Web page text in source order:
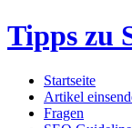
Tipps zu
Startseite
Artikel
Fragen